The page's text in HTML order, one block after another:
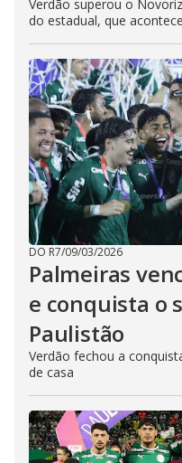
Verdão superou o
do estadual, que
DO R7/09/03/2026
Palmeiras
e conquista o
Paulistão
Verdão fechou a
de casa